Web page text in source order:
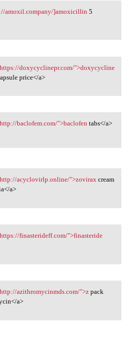
amoxil.company/
amoxil.company/]amoxicillin 5
doxycyclinepr.com/">doxycycline
price</a>
baclofem.com/
baclofem.com/">baclofen tabs</a>
acyclovirlp
acyclovirlp.online/">zoviraxcream
a>
finasterideff.com/">finasteride
azithromycinmds.com/">zpack
a>